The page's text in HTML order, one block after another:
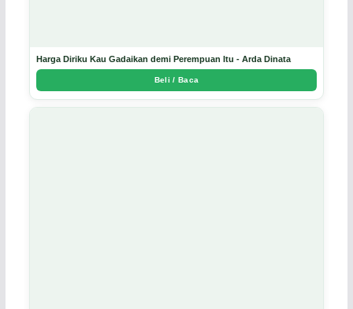
Harga Diriku Kau Gadaikan demi Perempuan Itu - Arda Dinata
Beli / Baca